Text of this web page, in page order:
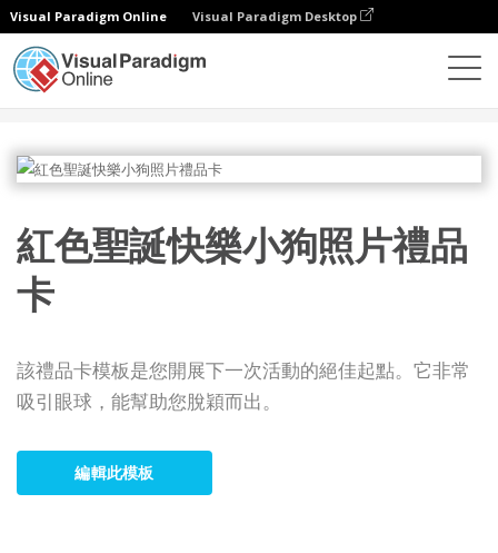
Visual Paradigm Online Visual Paradigm Desktop
紅色聖誕快樂小狗照片禮品
卡
該禮品卡模板是您開展下一次活動的絕佳起點。它非常
吸引眼球，能幫助您脫穎而出。
編輯此模板